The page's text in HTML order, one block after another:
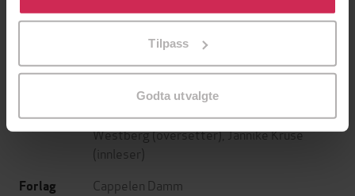
tilpasse ditt samtykke til spesifikke formål ved å klikke
Tilpass
Godta utvalgte
Jo Nesbø
Jørn Lier Horst
Forfattere Kristin Cashore(forfatter),Carina
Westberg(oversetter),Jannike Kruse
(innleser)
Forlag Cappelen Damm